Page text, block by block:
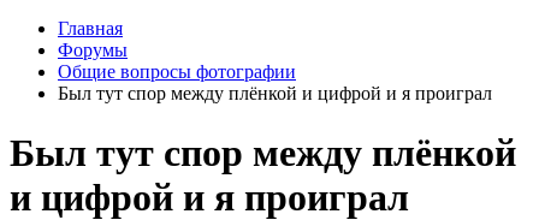
Главная
Форумы
Общие вопросы фотографии
Был тут спор между плёнкой и цифрой и я проиграл
Был тут спор между плёнкой
и цифрой и я проиграл